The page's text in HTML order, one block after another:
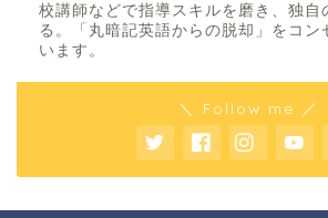
校講師などで指導スキルを磨き、独自
る。「丸暗記英語からの脱却」をコン
います。
＼ Follow me ／